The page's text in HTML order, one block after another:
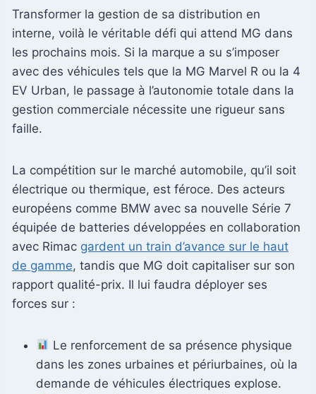
Transformer la gestion de sa distribution en
interne, voilà le véritable défi qui attend MG dans
les prochains mois. Si la marque a su s’imposer
avec des véhicules tels que la MG Marvel R ou la 4
EV Urban, le passage à l’autonomie totale dans la
gestion commerciale nécessite une rigueur sans
faille.
La compétition sur le marché automobile, qu’il soit
électrique ou thermique, est féroce. Des acteurs
européens comme BMW avec sa nouvelle Série 7
équipée de batteries développées en collaboration
avec Rimac gardent un train d’avance sur le haut
de gamme, tandis que MG doit capitaliser sur son
rapport qualité-prix. Il lui faudra déployer ses
forces sur :
Le renforcement de sa présence physique
dans les zones urbaines et périurbaines, où la
demande de véhicules électriques explose.